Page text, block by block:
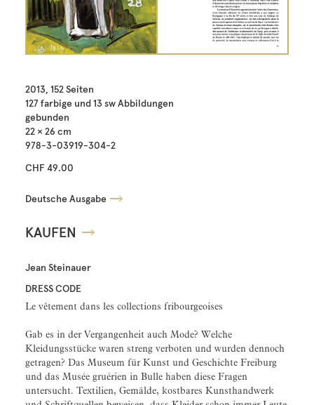
2013, 152 Seiten
127 farbige und 13 sw Abbildungen
gebunden
22 × 26 cm
978-3-03919-304-2
CHF 49.00
Deutsche Ausgabe
KAUFEN
Jean Steinauer
DRESS CODE
Le vêtement dans les collections fribourgeoises
Gab es in der Vergangenheit auch Mode? Welche
Kleidungsstücke waren streng verboten und wurden dennoch
getragen? Das Museum für Kunst und Geschichte Freiburg
und das Musée gruérien in Bulle haben diese Fragen
untersucht. Textilien, Gemälde, kostbares Kunsthandwerk